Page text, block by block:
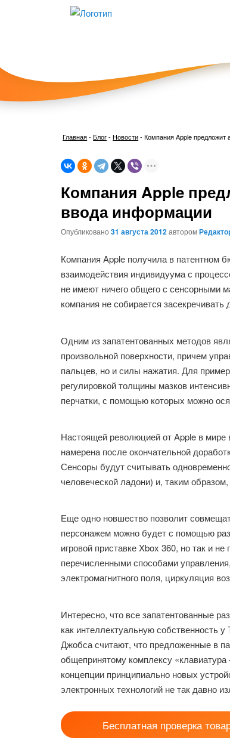
Главная-Блог- Новости- Компания Apple
Компания Apple
ввода информации
Опубликовано31 августа 2012автором
Компания Apple получила в патентном
взаимодействия индивидуума с
не имеют ничего общего с сенсорными
компания не собирается
Одним из запатентованных методов
произвольной поверхности, причем
пальцев, но и силы нажатия. Для
регулировкой толщины мазков
перчатки, с помощью которых можно
Настоящей революцией от Apple в мире
намерена после окончательной
Сенсоры будут считывать
человеческой ладони) и, таким
Еще одно новшество позволит
персонажем можно будет с помощью
игровой приставке Xbox 360, но так и
перечисленными способами
электромагнитного поля, циркуляция
Интересно, что все запатентованные
как интеллектуальную собственность
Джобса считают, что предложенные в
общепринятому комплексу
концепции принципиально новых
электронных технологий не так давно
Бесплатная проверка